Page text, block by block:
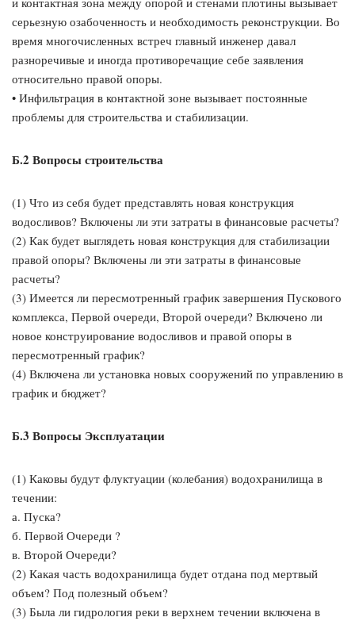
серьезную озабоченность и необходимость реконструкции. Во
время многочисленных встреч главный инженер давал
разноречивые и иногда противоречащие себе заявления
относительно правой опоры.
• Инфильтрация в контактной зоне вызывает постоянные
проблемы для строительства и стабилизации.
Б.2 Вопросы строительства
(1) Что из себя будет представлять новая конструкция
водосливов? Включены ли эти затраты в финансовые расчеты?
(2) Как будет выглядеть новая конструкция для стабилизации
правой опоры? Включены ли эти затраты в финансовые
расчеты?
(3) Имеется ли пересмотренный график завершения Пускового
комплекса, Первой очереди, Второй очереди? Включено ли
новое конструирование водосливов и правой опоры в
пересмотренный график?
(4) Включена ли установка новых сооружений по управлению в
график и бюджет?
Б.3 Вопросы Эксплуатации
(1) Каковы будут флуктуации (колебания) водохранилища в
течении:
а. Пуска?
б. Первой Очереди ?
в. Второй Очереди?
(2) Какая часть водохранилища будет отдана под мертвый
объем? Под полезный объем?
(3) Была ли гидрология реки в верхнем течении включена в